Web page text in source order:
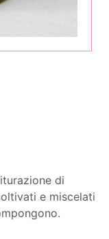
di
e miscelati